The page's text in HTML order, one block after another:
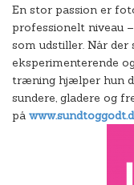
En stor passion er
professionelt niveau
som udstiller. Når der
eksperimenterende
træning hjælper hun
sundere, gladere og
på